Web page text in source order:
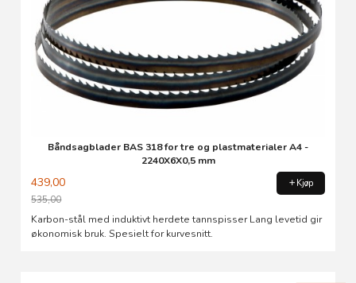
Båndsagblader BAS 318 for tre og plastmaterialer A4 -
2240X6X0,5 mm
439,00
535,00
Rabatt
Kjøp
Karbon-stål med induktivt herdete tannspisser Lang levetid gir
økonomisk bruk. Spesielt for kurvesnitt.